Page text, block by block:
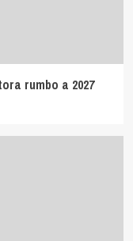
rumbo a 2027